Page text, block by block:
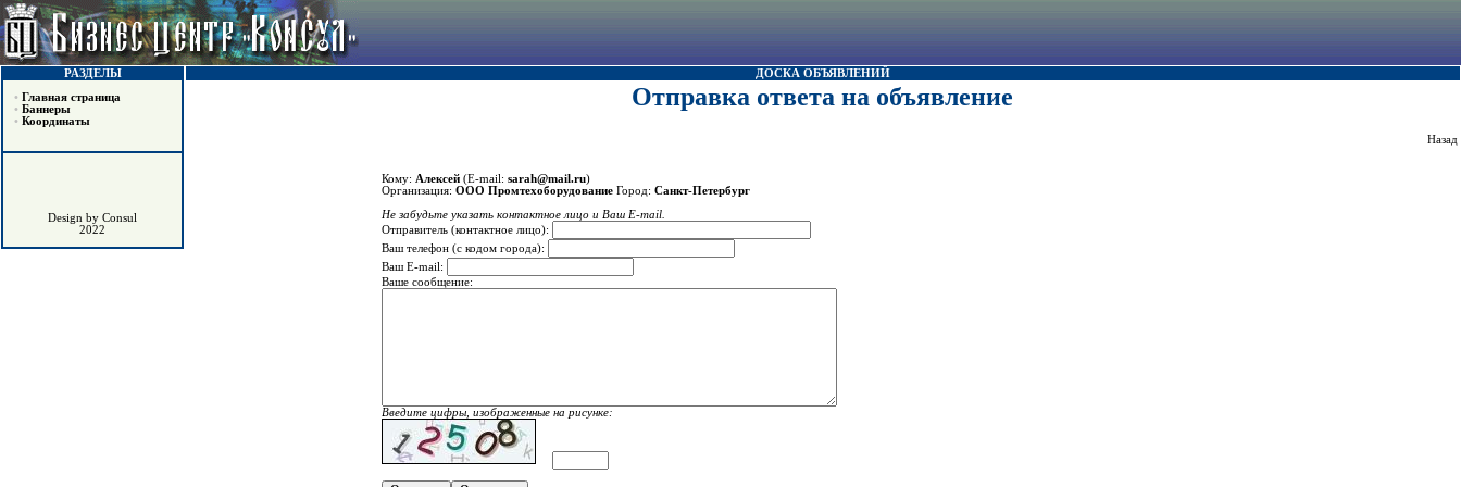
РАЗДЕЛЫ
• Главная страница
• Баннеры
• Координаты
Design by Consul
2022
ДОСКА ОБЪЯВЛЕНИЙ
Отправка ответа на объявление
Назад
Кому: Алексей(E-mail: sarah@mail.ru)
Организация: ООО ПромтехоборудованиеГород: Санкт-Петербург
Не забудьте указать контактное лицо и Ваш E-mail.
Отправитель (контактное лицо):
Ваш телефон (с кодом города):
Ваш E-mail:
Ваше сообщение:
Введите цифры, изображенные на рисунке: